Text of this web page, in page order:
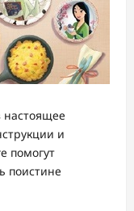
и
помогут
поистине